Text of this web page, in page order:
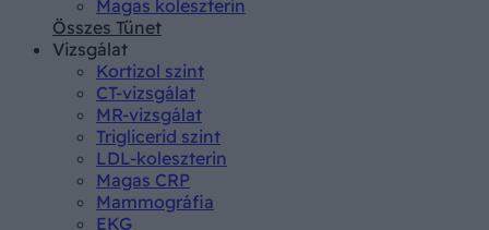
Magas koleszterin
Összes Tünet
Vizsgálat
Kortizol szint
CT-vizsgálat
MR-vizsgálat
Triglicerid szint
LDL-koleszterin
Magas CRP
Mammográfia
EKG